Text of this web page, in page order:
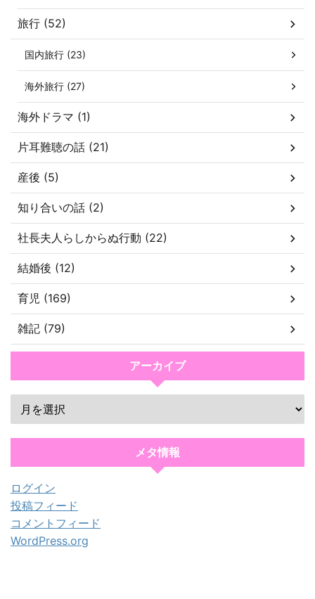
旅行 (52)
国内旅行 (23)
海外旅行 (27)
海外ドラマ (1)
片耳難聴の話 (21)
産後 (5)
知り合いの話 (2)
社長夫人らしからぬ行動 (22)
結婚後 (12)
育児 (169)
雑記 (79)
アーカイブ
メタ情報
ログイン
投稿フィード
コメントフィード
WordPress.org